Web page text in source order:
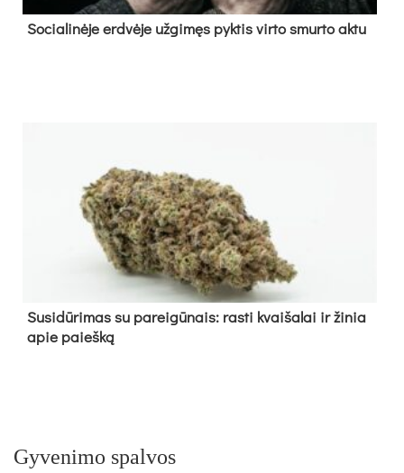
So­cia­li­nė­je erd­vė­je už­gi­męs pyk­tis vir­to smur­to ak­tu
Su­si­dū­ri­mas su pa­rei­gū­nais: ras­ti kvai­ša­lai ir ži­nia
apie paieš­ką
Gyvenimo spalvos